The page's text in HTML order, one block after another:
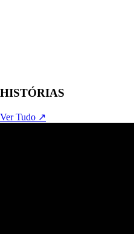
HISTÓRIAS
Ver Tudo ↗